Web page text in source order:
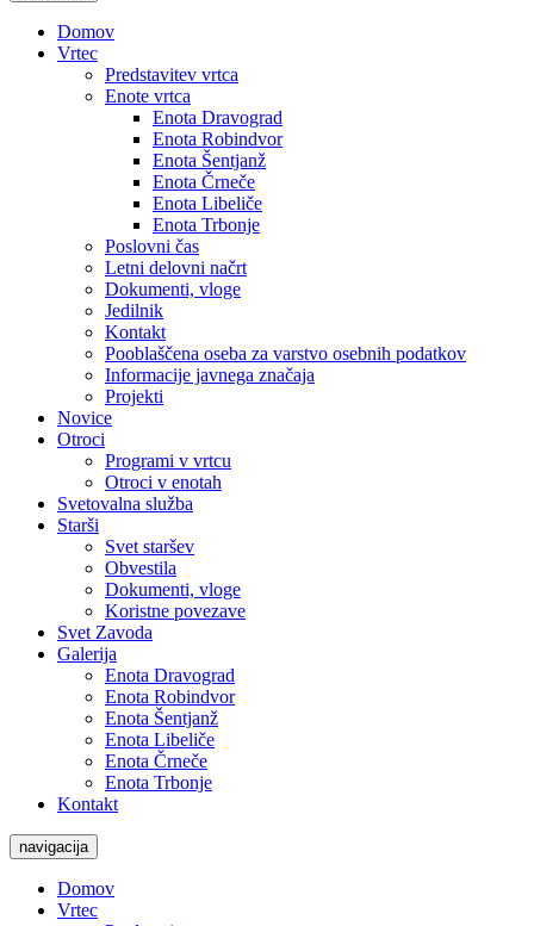
Domov
Vrtec
Predstavitev vrtca
Enote vrtca
Enota Dravograd
Enota Robindvor
Enota Šentjanž
Enota Črneče
Enota Libeliče
Enota Trbonje
Poslovni čas
Letni delovni načrt
Dokumenti, vloge
Jedilnik
Kontakt
Pooblaščena oseba za varstvo osebnih podatkov
Informacije javnega značaja
Projekti
Novice
Otroci
Programi v vrtcu
Otroci v enotah
Svetovalna služba
Starši
Svet staršev
Obvestila
Dokumenti, vloge
Koristne povezave
Svet Zavoda
Galerija
Enota Dravograd
Enota Robindvor
Enota Šentjanž
Enota Libeliče
Enota Črneče
Enota Trbonje
Kontakt
navigacija
Domov
Vrtec